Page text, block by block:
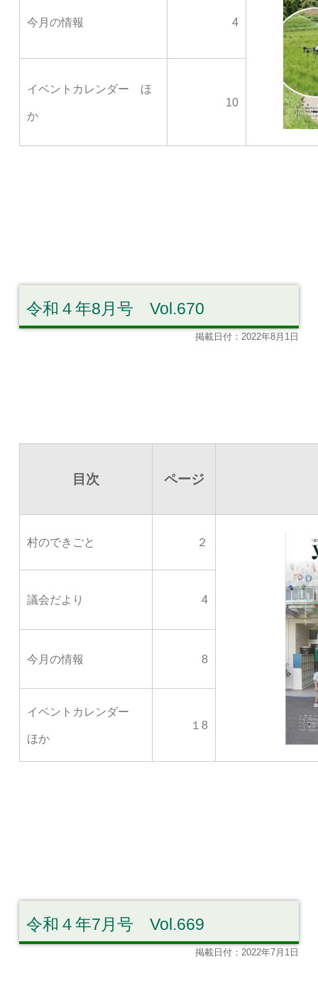
今月の情報 4
イベントカレンダー ほ
か
10
令和４年8月号 Vol.670
掲載日付：2022年8月1日
目次 ページ
村のできごと ２
議会だより 4
今月の情報 8
イベントカレンダー
ほか
１8
令和４年7月号 Vol.669
掲載日付：2022年7月1日